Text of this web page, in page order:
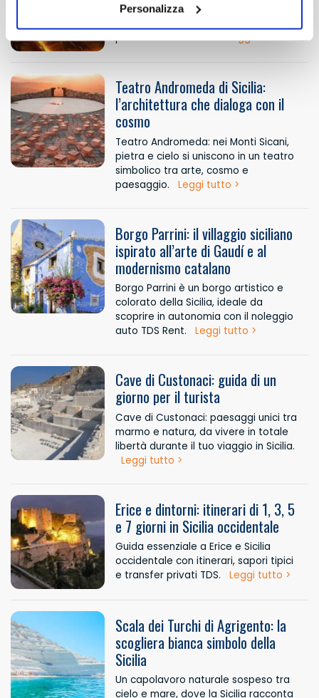
Personalizza
Il vulcano attivo più alto d’Europa:
Teatro Andromeda di Sicilia:
l’architettura che dialoga con il
cosmo
Teatro Andromeda: nei Monti Sicani,
pietra e cielo si uniscono in un teatro
simbolico tra arte, cosmo e
paesaggio.
Leggi tutto >
Borgo Parrini: il villaggio siciliano
ispirato all’arte di Gaudí e al
modernismo catalano
Borgo Parrini è un borgo artistico e
colorato della Sicilia, ideale da
scoprire in autonomia con il noleggio
auto TDS Rent.
Leggi tutto >
Cave di Custonaci: guida di un
giorno per il turista
Cave di Custonaci: paesaggi unici tra
marmo e natura, da vivere in totale
libertà durante il tuo viaggio in Sicilia.
Leggi tutto >
Erice e dintorni: itinerari di 1, 3, 5
e 7 giorni in Sicilia occidentale
Guida essenziale a Erice e Sicilia
occidentale con itinerari, sapori tipici
e transfer privati TDS.
Leggi tutto >
Scala dei Turchi di Agrigento: la
scogliera bianca simbolo della
Sicilia
Un capolavoro naturale sospeso tra
cielo e mare, dove la Sicilia racconta